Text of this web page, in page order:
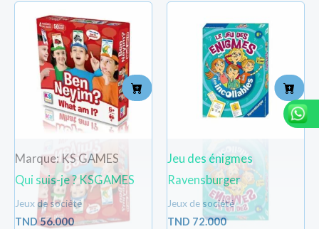
Marque: KS GAMES
Qui suis-je ? KSGAMES
Jeux de société
TND56.000
Jeu des énigmes
Ravensburger
Jeux de société
TND 72.000